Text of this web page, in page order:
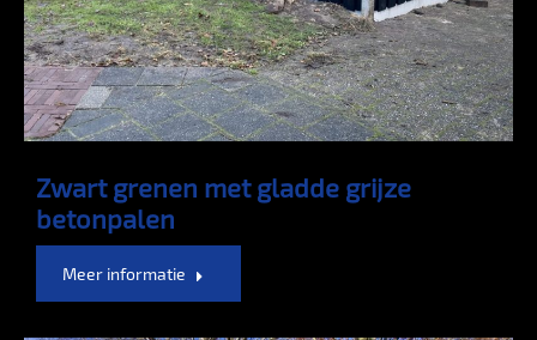
Zwart grenen met gladde grijze
betonpalen
Meer informatie